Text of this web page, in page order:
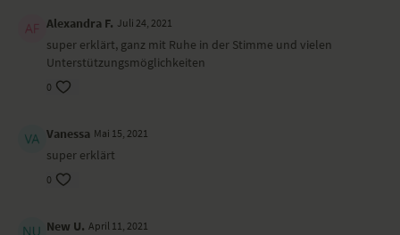
Alexandra F. Juli 24, 2021
super erklärt, ganz mit Ruhe in der Stimme und vielen
Unterstützungsmöglichkeiten
0
Vanessa Mai 15, 2021
super erklärt
0
New U. April 11, 2021